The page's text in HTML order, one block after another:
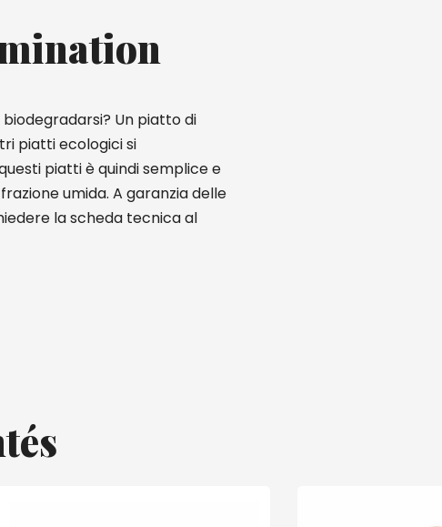
Un piatto di
piatti ecologici si
piatti è quindi semplice e
umida. A garanzia delle
la scheda tecnica al